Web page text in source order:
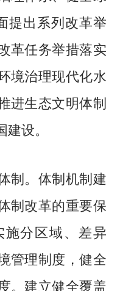
提出系列改革举
革任务举措落实
境治理现代化水
进生态文明体制
设。
。体制机制建
制改革的重要保
分区域、差异
管理制度，健全
。建立健全覆盖